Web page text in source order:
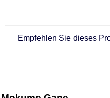
Empfehlen Sie dieses